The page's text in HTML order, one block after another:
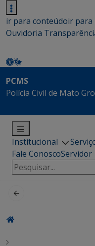
ir para conteúdoir para
Ouvidoria
PCMS
Polícia Civil de Mato
Institucional
Fale ConoscoServidor
Pesquisar
por: